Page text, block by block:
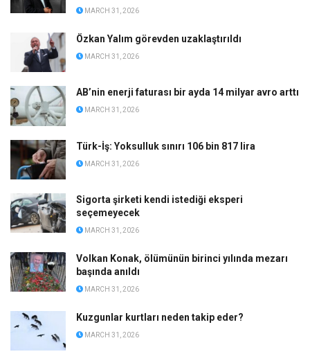
MARCH 31, 2026
Özkan Yalım görevden uzaklaştırıldı
MARCH 31, 2026
AB’nin enerji faturası bir ayda 14 milyar avro arttı
MARCH 31, 2026
Türk-İş: Yoksulluk sınırı 106 bin 817 lira
MARCH 31, 2026
Sigorta şirketi kendi istediği eksperi
seçemeyecek
MARCH 31, 2026
Volkan Konak, ölümünün birinci yılında mezarı
başında anıldı
MARCH 31, 2026
Kuzgunlar kurtları neden takip eder?
MARCH 31, 2026